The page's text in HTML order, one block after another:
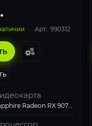
Арт.: 990312